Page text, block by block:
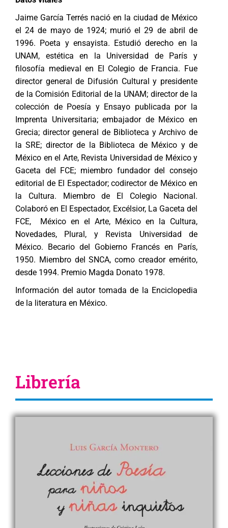
Jaime García Terrés nació en la ciudad de México
el 24 de mayo de 1924; murió el 29 de abril de
1996. Poeta y ensayista. Estudió derecho en la
UNAM, estética en la Universidad de París y
filosofía medieval en El Colegio de Francia. Fue
director general de Difusión Cultural y presidente
de la Comisión Editorial de la UNAM; director de la
colección de Poesía y Ensayo publicada por la
Imprenta Universitaria; embajador de México en
Grecia; director general de Biblioteca y Archivo de
la SRE; director de la Biblioteca de México y de
México en el Arte, Revista Universidad de México y
Gaceta del FCE; miembro fundador del consejo
editorial de El Espectador; codirector de México en
la Cultura. Miembro de El Colegio Nacional.
Colaboró en El Espectador, Excélsior, La Gaceta del
FCE, México en el Arte, México en la Cultura,
Novedades, Plural, y Revista Universidad de
México. Becario del Gobierno Francés en París,
1950. Miembro del SNCA, como creador emérito,
desde 1994. Premio Magda Donato 1978.
Información del autor tomada de la Enciclopedia
de la literatura en México.
Librería